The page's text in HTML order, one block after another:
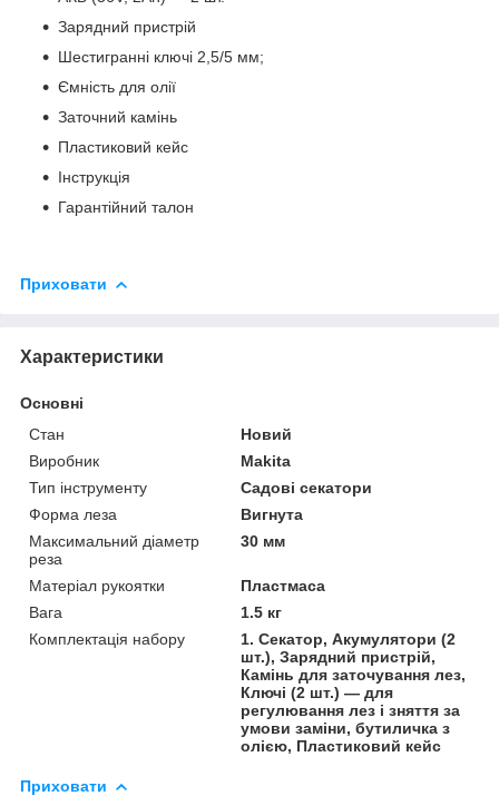
Зарядний пристрій
Шестигранні ключі 2,5/5 мм;
Ємність для олії
Заточний камінь
Пластиковий кейс
Інструкція
Гарантійний талон
Приховати
Характеристики
Основні
Стан
Новий
Виробник
Makita
Тип інструменту
Садові секатори
Форма леза
Вигнута
Максимальний діаметр
реза
30 мм
Матеріал рукоятки
Пластмаса
Вага
1.5 кг
Комплектація набору
1. Секатор, Акумулятори (2
шт.), Зарядний пристрій,
Камінь для заточування лез,
Ключі (2 шт.) — для
регулювання лез і зняття за
умови заміни, бутиличка з
олією, Пластиковий кейс
Приховати